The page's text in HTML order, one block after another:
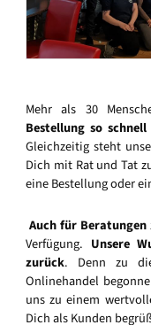
Mehr als 30
Bestellung so
Gleichzeitig steht
Dich mit Rat und Tat
eine Bestellung oder
Auch für Beratungen
Verfügung. Unsere
zurück. Denn zu
Onlinehandel
uns zu einem
Dich als Kunden